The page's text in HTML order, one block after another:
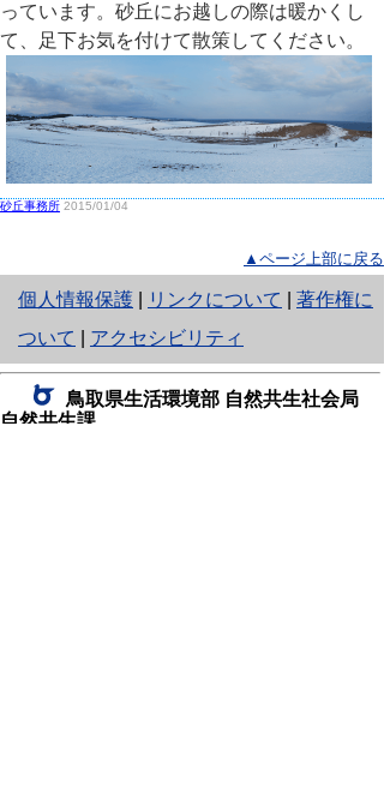
っています。砂丘にお越しの際は暖かくし
て、足下お気を付けて散策してください。
砂丘事務所 2015/01/04
▲ページ上部に戻る
個人情報保護
と
り
ネ
ッ
リンクについて
著作権に
ついて
アクセシビリティ
鳥取県生活環境部 自然共生社会局
自然共生課